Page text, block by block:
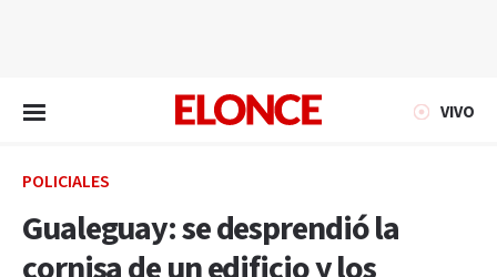
VIVO
POLICIALES
Gualeguay: se desprendió la